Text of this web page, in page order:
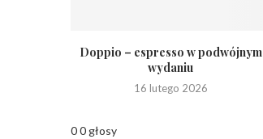
Doppio – espresso w podwójnym
wydaniu
16 lutego 2026
00 głosy